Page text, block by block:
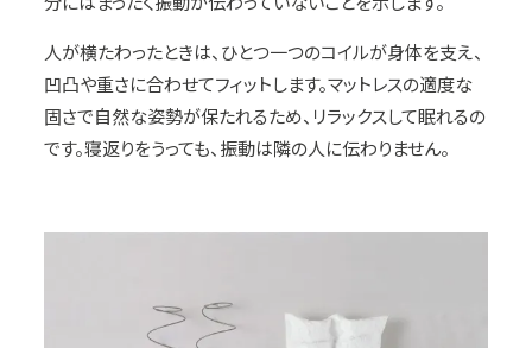
人が横たわったときは、ひとつ一つのコイルが身体を支え、
凹凸や重さに合わせてフィットします。マットレスの適度な
固さで自然な姿勢が保たれるため、リラックスして眠れるの
です。寝返りをうっても、振動は隣の人に伝わりません。